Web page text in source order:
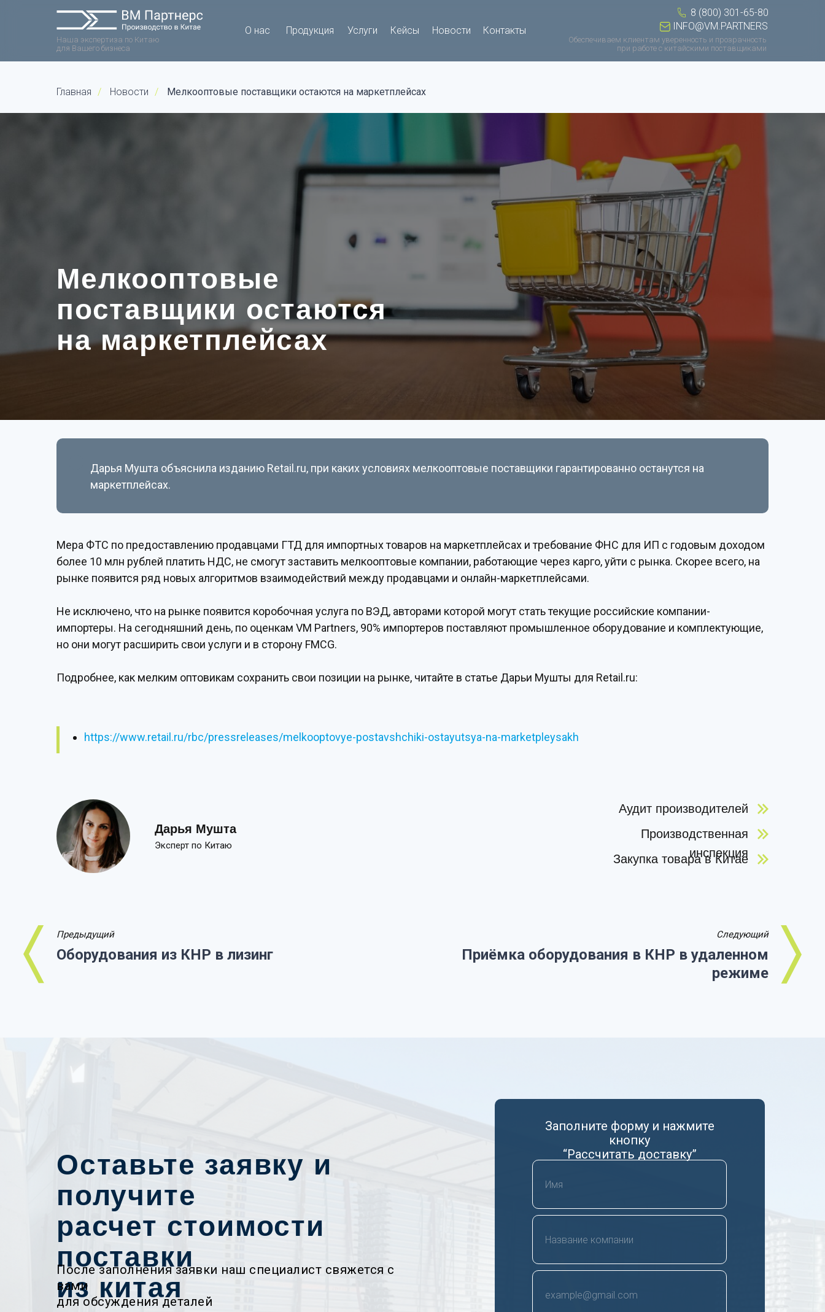
Контакты
Новости
О нас Продукция Услуги Кейсы INFO@VM.PARTNERS
8 (800) 301-65-80
Обеспечиваем клиентам уверенность и прозрачность
при работе с китайскими поставщиками
Наша экспертиза по Китаю
для Вашего бизнеса
Главная / Новости / Мелкооптовые поставщики остаются на маркетплейсах
Мелкооптовые
поставщики остаются
на маркетплейсах
Дарья Мушта объяснила изданию Retail.ru, при каких условиях мелкооптовые поставщики гарантированно останутся на
маркетплейсах.
Мера ФТС по предоставлению продавцами ГТД для импортных товаров на маркетплейсах и требование ФНС для ИП с годовым доходом
более 10 млн рублей платить НДС, не смогут заставить мелкооптовые компании, работающие через карго, уйти с рынка. Скорее всего, на
рынке появится ряд новых алгоритмов взаимодействий между продавцами и онлайн-маркетплейсами.
Не исключено, что на рынке появится коробочная услуга по ВЭД, авторами которой могут стать текущие российские компании-
импортеры. На сегодняшний день, по оценкам VM Partners, 90% импортеров поставляют промышленное оборудование и комплектующие,
но они могут расширить свои услуги и в сторону FMCG.
Подробнее, как мелким оптовикам сохранить свои позиции на рынке, читайте в статье Дарьи Мушты для Retail.ru:
https://www.retail.ru/rbc/pressreleases/melkooptovye-postavshchiki-ostayutsya-na-marketpleysakh
Дарья Мушта
Эксперт по Китаю
Аудит производителей
Производственная
инспекция
Закупка товара в Китае
Предыдущий
Оборудования из КНР в лизинг
Следующий
Приёмка оборудования в КНР в удаленном
режиме
Оставьте заявку и
получите
расчет стоимости
поставки
из китая
После заполнения заявки наш специалист свяжется с
вами
для обсуждения деталей
Заполните форму и нажмите
кнопку
“Рассчитать доставку”